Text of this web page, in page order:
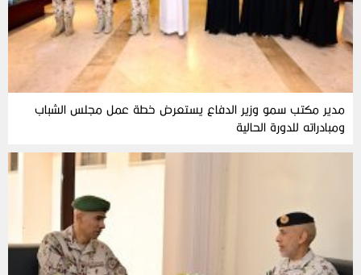
مدير مكتب سمو وزير الدفاع يستعرض خطة عمل مجلس الشباب
ومبادراته للدورة الحالية